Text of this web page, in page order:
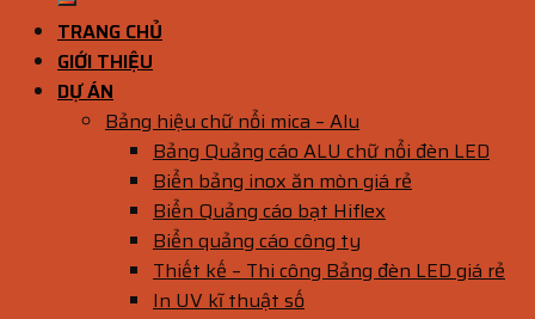
TRANG CHỦ
GIỚI THIỆU
DỰ ÁN
Bảng hiệu chữ nổi mica – Alu
Bảng Quảng cáo ALU chữ nổi đèn LED
Biển bảng inox ăn mòn giá rẻ
Biển Quảng cáo bạt Hiflex
Biển quảng cáo công ty
Thiết kế – Thi công Bảng đèn LED giá rẻ
In UV kĩ thuật số